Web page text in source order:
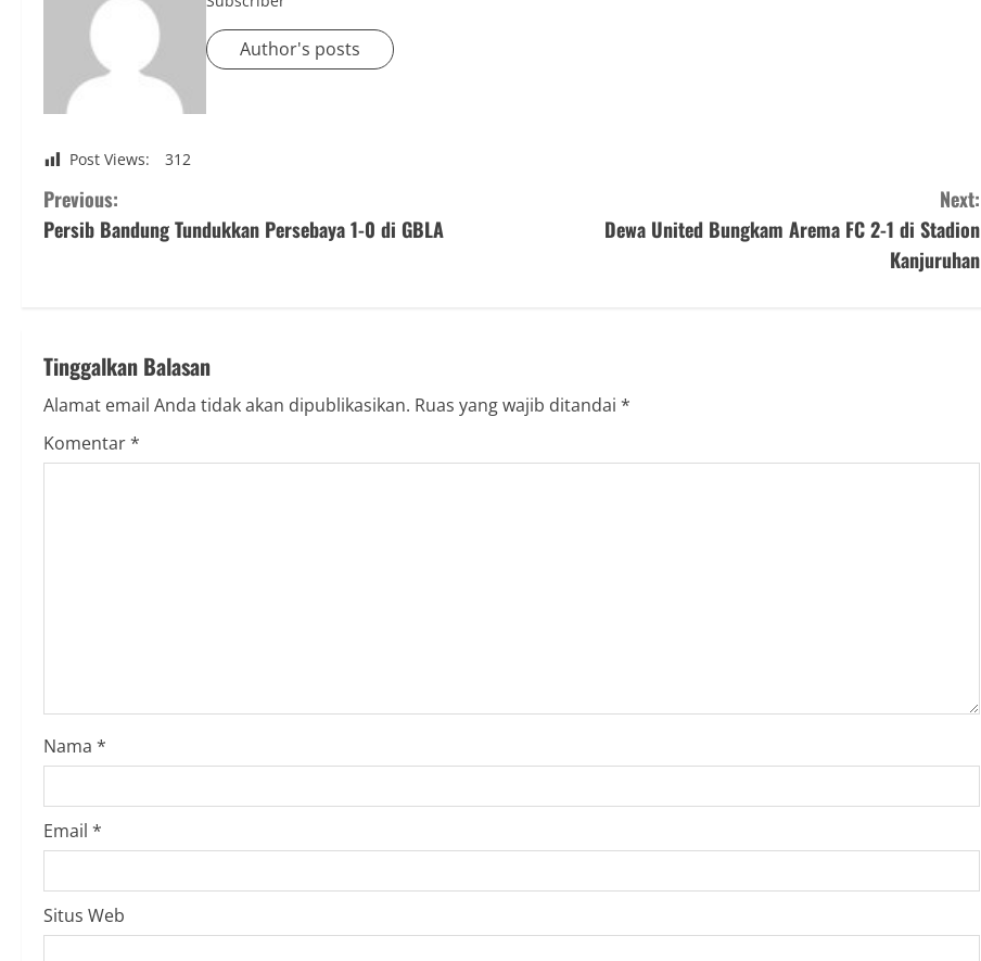
Author's posts
Post Views: 312
C
o
i
n
u
d
i
n
g
Previous:
Persib Bandung Tundukkan Persebaya 1-0 di GBLA
Next:
Dewa United Bungkam Arema FC 2-1 di Stadion
Kanjuruhan
Tinggalkan Balasan
Alamat email Anda tidak akan dipublikasikan. Ruas yang wajib ditandai *
Komentar*
Nama *
Email *
Situs Web